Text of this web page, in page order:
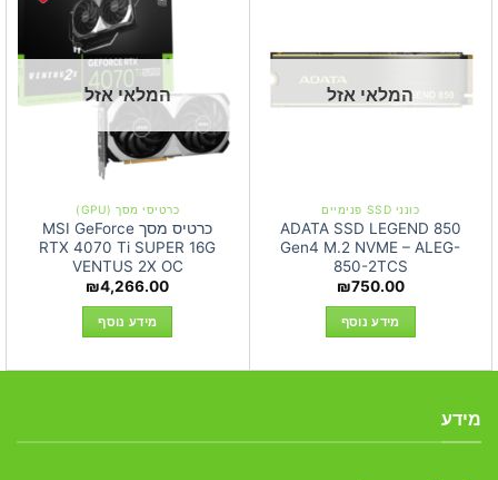
המלאי אזל
כונני SSD פנימיים
ADATA SSD LEGEND 850
Gen4 M.2 NVME – ALEG-
850-2TCS
₪750.00
מידע נוסף
המלאי אזל
כרטיסי מסך (GPU)
כרטיס מסך MSI GeForce
RTX 4070 Ti SUPER 16G
VENTUS 2X OC
₪4,266.00
מידע נוסף
מידע